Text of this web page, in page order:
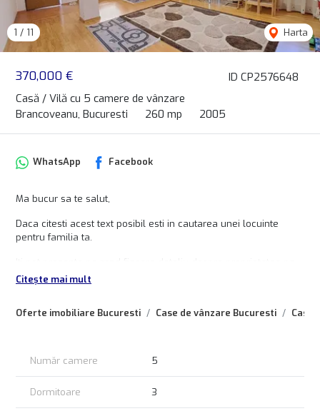
ID CP2576648
370,000 €
Casă / Vilă cu 5 camere de vânzare
Brancoveanu, Bucuresti
260 mp 2005
1 / 11 Harta
Oferte imobiliare Bucuresti Case de vânzare Bucuresti Case
WhatsApp Facebook
Ma bucur sa te salut,
Daca citesti acest text posibil esti in cautarea unei locuinte
pentru familia ta.
care o reprezint, insa m-as bucura sa iti faci timp pentru a o
buna in privinta investitiei ce urmeaza sa o faci.
Te invit sa programam impreuna vizionarea imobilului, in
functie de timpul si disponibilitatea ta.
Citește mai mult
Număr camere 5
Dormitoare 3